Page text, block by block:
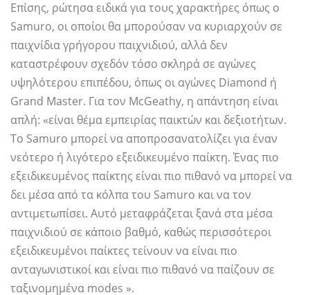
Επίσης, ρώτησα ειδικά για τους χαρακτήρες όπως ο
Samuro, οι οποίοι θα μπορούσαν να κυριαρχούν σε
παιχνίδια γρήγορου παιχνιδιού, αλλά δεν
καταστρέφουν σχεδόν τόσο σκληρά σε αγώνες
υψηλότερου επιπέδου, όπως οι αγώνες Diamond ή
Grand Master. Για τον McGeathy, η απάντηση είναι
απλή: «είναι θέμα εμπειρίας παικτών και δεξιοτήτων.
Το Samuro μπορεί να αποπροσανατολίζει για έναν
νεότερο ή λιγότερο εξειδικευμένο παίκτη. Ένας πιο
εξειδικευμένος παίκτης είναι πιο πιθανό να μπορεί να
δει μέσα από τα κόλπα του Samuro και να τον
αντιμετωπίσει. Αυτό μεταφράζεται ξανά στα μέσα
παιχνιδιού σε κάποιο βαθμό, καθώς περισσότεροι
εξειδικευμένοι παίκτες τείνουν να είναι πιο
ανταγωνιστικοί και είναι πιο πιθανό να παίζουν σε
ταξινομημένα modes ».